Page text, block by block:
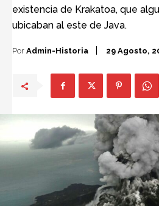
existencia de Krakatoa, que
ubicaban al este de Java.
Por Admin-Historia 29 Agosto,